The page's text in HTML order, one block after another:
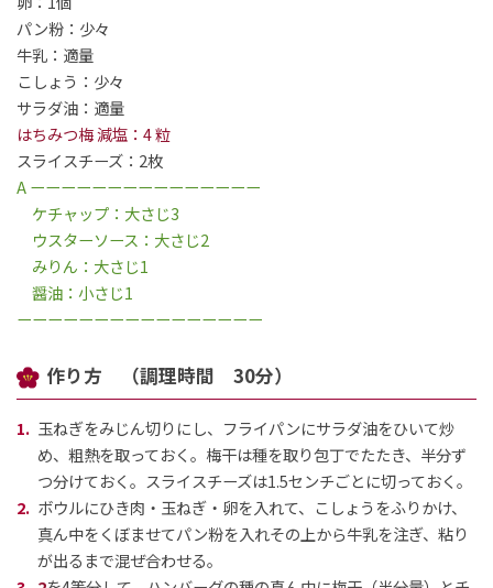
休業日：日曜・祝日／土曜は不定休
お問い合わせフォームはこちら
パン粉：少々
牛乳：適量
こしょう：少々
サラダ油：適量
はちみつ梅 減塩：4 粒
スライスチーズ：2枚
A ーーーーーーーーーーーーーーー
ケチャップ：大さじ3
ウスターソース：大さじ2
みりん：大さじ1
醤油：小さじ1
ーーーーーーーーーーーーーーーー
作り方 （調理時間 30分）
玉ねぎをみじん切りにし、フライパンにサラダ油をひいて炒
め、粗熱を取っておく。梅干は種を取り包丁でたたき、半分ず
つ分けておく。スライスチーズは1.5センチごとに切っておく。
ボウルにひき肉・玉ねぎ・卵を入れて、こしょうをふりかけ、
真ん中をくぼませてパン粉を入れその上から牛乳を注ぎ、粘り
が出るまで混ぜ合わせる。